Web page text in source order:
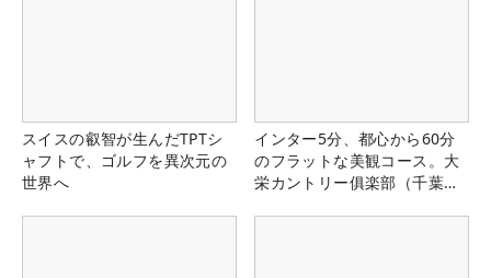
スイスの叡智が生んだTPTシ
ャフトで、ゴルフを異次元の
世界へ
インター5分、都心から60分
のフラットな美観コース。大
栄カントリー俱楽部（千葉